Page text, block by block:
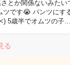
とか関係ないみたい
ツです😭 パンツにす
5歳半でオムツの子…
る